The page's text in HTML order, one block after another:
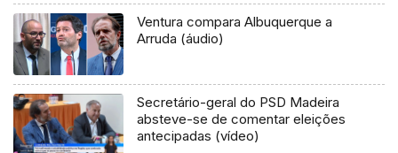
Ventura compara Albuquerque a
Arruda (áudio)
Secretário-geral do PSD Madeira
absteve-se de comentar eleições
antecipadas (vídeo)